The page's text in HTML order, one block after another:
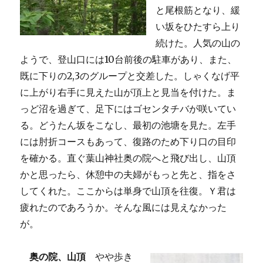
と尾根筋となり、緩
い坂をひたすら上り
続けた。人気の山の
ようで、登山口には10台前後の駐車があり、また、
既に下りの2,3のグループと交差した。しゃくなげ平
に上がり右手に見えた山が頂上と見当を付けた。ま
っど沼を過ぎて、足下にはゴセンタチバが咲いてい
る。どうたん坂をこなし、最初の池塘を見た。左手
には肘折コースもあって、復路のため下り口の目印
を確かる。直ぐ葉山神社奥の院へと飛び出し、山頂
かと思ったら、休憩中の夫婦がもっと先と、指をさ
してくれた。ここからは単身で山頂を往復。Ｙ君は
疲れたのであろうか。そんな風には見えなかった
が。
奥の院、山頂 やや歩き